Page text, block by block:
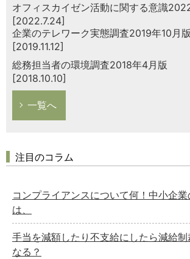
オフィスカイゼン活動に関する意識
[2022.7.24]
企業のテレワーク実態調査2019年10月版
[2019.11.12]
総務担当者の環境調査2018年4月版
[2018.10.10]
一覧へ
注目のコラム
コンプライアンスについて何！中小企
は、
手当を減額したり不支給にしたら減給
なる？